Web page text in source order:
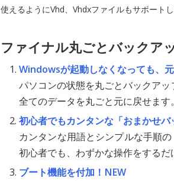
使えるようにVhd、Vhdxファイルもサポートし
ファイナル丸ごとバックア
Windowsが起動しなくなっても、
パソコンの状態を丸ごとバックア
全てのデータを丸ごと元に戻せます。
初心者でもカンタンな「おまかせバ
カンタンな用語とシンプルな手順
初心者でも、わずかな操作をするだ
ブート機能を付加！ NEW